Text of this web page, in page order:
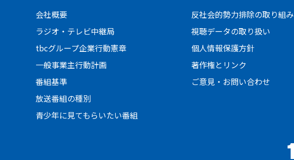
会社概要
ラジオ・テレビ中継局
tbcグループ企業行動憲章
一般事業主行動計画
番組基準
放送番組の種別
青少年に見てもらいたい番組
反社会的勢力排除の取り組み
視聴データの取り扱い
個人情報保護方針
著作権とリンク
ご意見・お問い合わせ